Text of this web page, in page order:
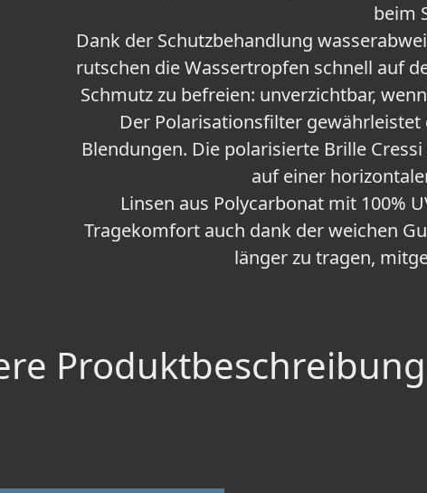
beim
Dank der Schutzbehandlung
rutschen die Wassertropfen schnell auf
Schmutz zu befreien: unverzichtbar,
Der Polarisationsfilter
Blendungen. Die polarisierte Brille
auf einer
Linsen aus Polycarbonat mit 100%
Tragekomfort auch dank der weichen
länger zu tragen,